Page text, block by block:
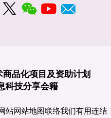
商品化项目及资助计划
科技分享会籍
站网站地图联络我们有用连结